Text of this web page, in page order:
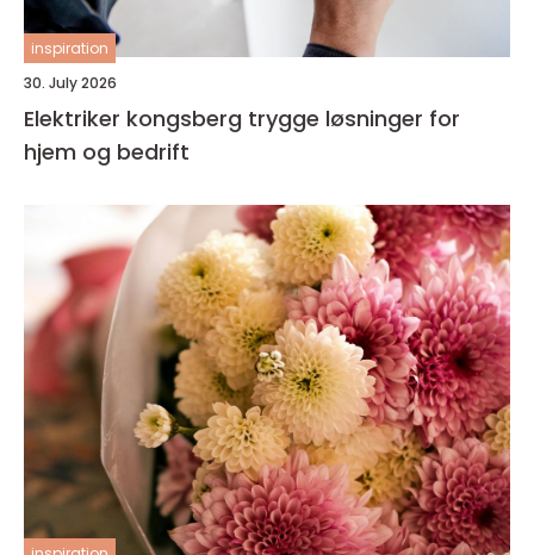
inspiration
30. July 2026
Elektriker kongsberg trygge løsninger for
hjem og bedrift